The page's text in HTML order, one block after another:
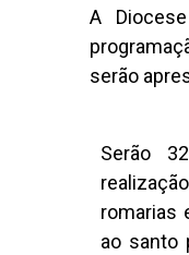
A
serão
Serão
romarias
ao santo